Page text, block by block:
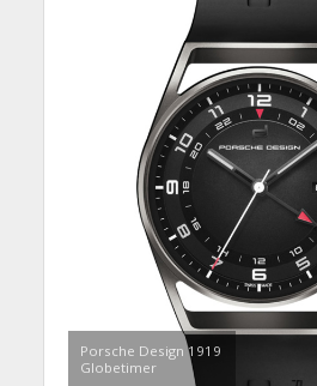
Porsche Design 1919
Globetimer